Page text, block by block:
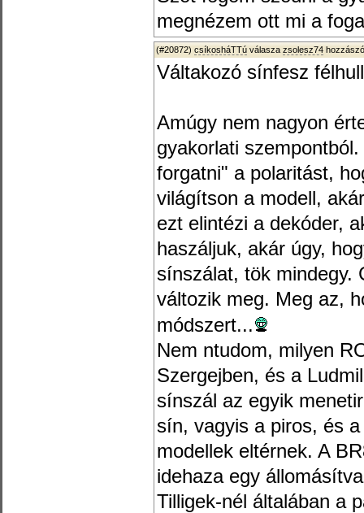
megnézem ott mi a
(#20872) csíkosháTTú válasza zsolesz74
Váltakozó sínfesz
Amúgy nem nagyon
gyakorlati
forgatni" a polaritást,
világítson a modell,
ezt elintézi a dekóder,
haszáljuk, akár úgy,
sínszálat, tök mindegy.
változik meg. Meg az,
módszert...
Nem ntudom, milyen
Szergejben, és a
sínszál az egyik
sín, vagyis a piros, és
modellek eltérnek. A
idehaza egy
Tilligek-nél általában a